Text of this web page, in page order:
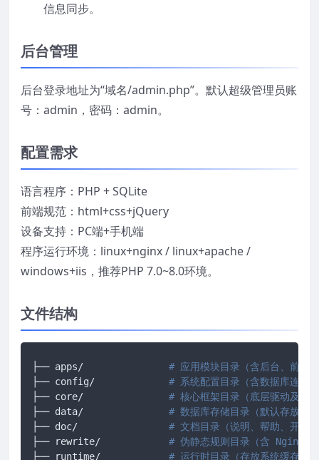
信息同步。
后台管理
后台登录地址为“域名/admin.php”。默认超级管理员账
号：admin，密码：admin。
配置需求
语言程序：PHP + SQLite
前端规范：html+css+jQuery
设备支持：PC端+手机端
程序运行环境：linux+nginx / linux+apache /
windows+iis，推荐PHP 7.0~8.0环境。
文件结构
# 应用模块目录（含后台、前台
# 系统配置目录（含数据库连接
# 核心框架目录（底层驱动及框
# 数据库存储目录（默认存放
# 文档目录（说明、帮助、开发
# 伪静态规则目录（含 Nginx/
# 运行时目录（存放系统缓存、